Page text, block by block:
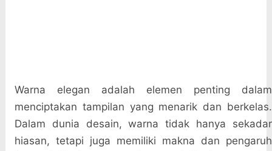
Warna elegan adalah elemen penting dalam
menciptakan tampilan yang menarik dan berkelas.
Dalam dunia desain, warna tidak hanya sekadar
hiasan, tetapi juga memiliki makna dan pengaruh